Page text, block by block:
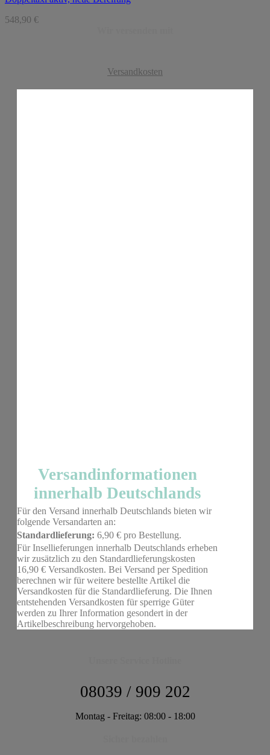
548,90 €
Versandkosten
Versandinformationen
innerhalb Deutschlands
Für den Versand innerhalb Deutschlands bieten wir
folgende Versandarten an:
Standardlieferung: 6,90 € pro Bestellung.
Für Insellieferungen innerhalb Deutschlands erheben
wir zusätzlich zu den Standardlieferungskosten
16,90 € Versandkosten. Bei Versand per Spedition
berechnen wir für weitere bestellte Artikel die
Versandkosten für die Standardlieferung. Die Ihnen
entstehenden Versandkosten für sperrige Güter
werden zu Ihrer Information gesondert in der
Artikelbeschreibung hervorgehoben.
08039 / 909 202
Montag - Freitag: 08:00 - 18:00